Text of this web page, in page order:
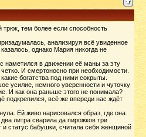
тем более если способность
анализируя всё увиденное
однако Мария никогда не
наметился в движении её маны за эту
И смертоносно при необходимости.
богатства под ними сокрыты.
усилие, немного уверенности и чуточку
И как она раньше этого не понимала?
подкрепился, всё же впереди нас ждёт
Ей живо нарисовался образ, где она
литра сварила да пирожков три
статус бабушки, считала себя женщиной